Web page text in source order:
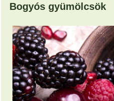
Bogyós gyümölcsök